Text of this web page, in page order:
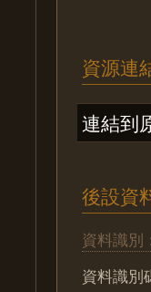
資源連
連結到
後設資
資料識別
資料識別